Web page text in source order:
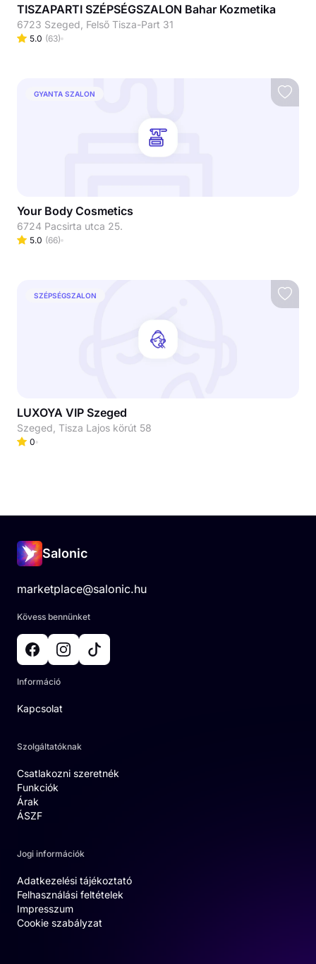
TISZAPARTI SZÉPSÉGSZALON Bahar Kozmetika
6723 Szeged, Felső Tisza-Part 31
5.0 (63)
GYANTA SZALON
Your Body Cosmetics
6724 Pacsirta utca 25.
5.0 (66)
SZÉPSÉGSZALON
LUXOYA VIP Szeged
Szeged, Tisza Lajos körút 58
0
Salonic
marketplace@salonic.hu
Kövess bennünket
Információ
Kapcsolat
Szolgáltatóknak
Csatlakozni szeretnék
Funkciók
Árak
ÁSZF
Jogi információk
Adatkezelési tájékoztató
Felhasználási feltételek
Impresszum
Cookie szabályzat